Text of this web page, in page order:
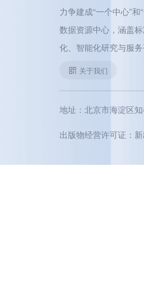
力争建成“一个中心”
数据资源中心，涵盖
化、智能化研究与服务
关于我们
地址：北京市海淀区
出版物经营许可证：